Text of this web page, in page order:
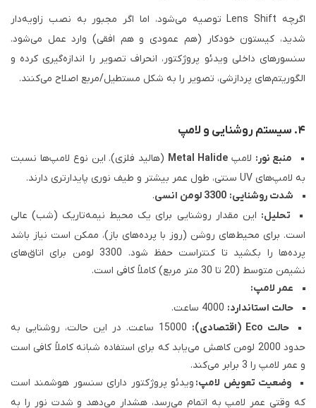
اگرچه Lens Shift توصیه می‌شود، اما اگر مجبور به نصب زاویه‌دار
شدید، کیستون خودکار (هم عمودی و هم افقی) وارد عمل می‌شود.
سنسورهای داخلی ویدئو پروژکتور، انحراف تصویر را اندازه‌گیری کرده و
الگوریتم‌های پردازشی، تصویر را به شکل مستطیل/مربع اصلاح می‌کنند.
۴. سیستم روشنایی و لامپ
منبع نور: لامپMetal Halide (هالید فلزی). این نوع لامپ‌ها نسبت
به لامپ‌های UV سنتی، طول عمر بیشتر و طیف نوری پایدارتری دارند.
شدت روشنایی: 3300 لومن انسی
.
تحلیل: این مقدار روشنایی برای یک محیط نیمه‌تاریک (شب) عالی
است. برای محیط‌های روشن (روز با پرده‌های باز)، ممکن است نیاز باشد
پرده‌ها را بکشید تا کنتراست حفظ شود. 3300 لومن برای اتاق‌های
نشیمن متوسط (20 تا 30 متر مربع) کاملاً کافی است.
عمر لامپ:
حالت استاندارد:
حالت Eco (اقتصادی):
15000 ساعت. در این حالت، روشنایی به
حدود 2000 لومن کاهش می‌یابد که برای استفاده شبانه کاملاً کافی است
و عمر لامپ را 3 برابر می‌کند.
وضعیت تعویض لامپ: ویدئو پروژکتور دارای سنسور هوشمند است
که وقتی عمر لامپ به اتمام می‌رسد، هشدار می‌دهد و شدت نور را به